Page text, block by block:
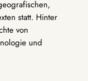
statt. Hinter
von
und